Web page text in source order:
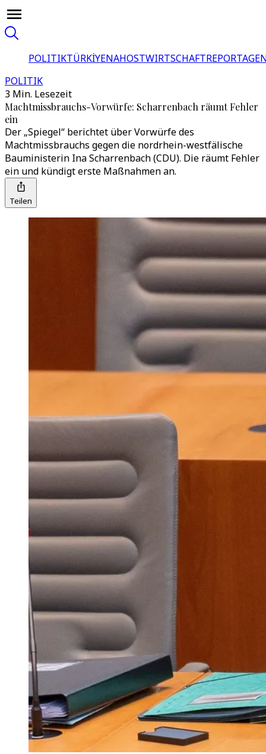
POLITIKTÜRKİYENAHOSTWIRTSCHAFT
POLITIK
3 Min. Lesezeit
Machtmissbrauchs-Vorwürfe: Scharrenbach räumt Fehler
ein
Der „Spiegel“ berichtet über Vorwürfe des
Machtmissbrauchs gegen die nordrhein-westfälische
Bauministerin Ina Scharrenbach (CDU). Die räumt Fehler
ein und kündigt erste Maßnahmen an.
Teilen